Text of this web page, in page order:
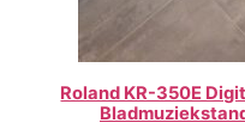
Roland KR-350E